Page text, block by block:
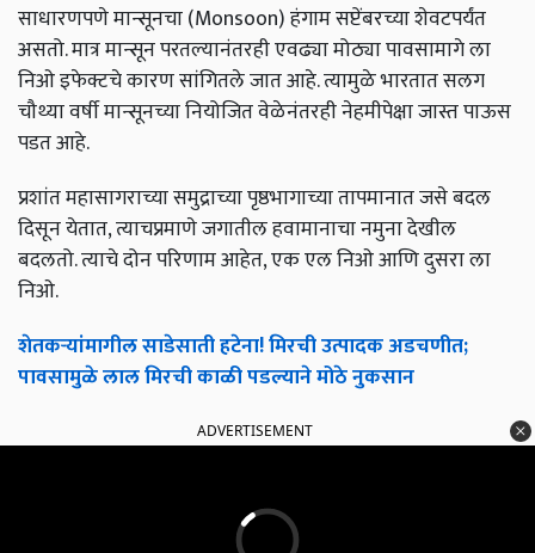
साधारणपणे मान्सूनचा (Monsoon) हंगाम सप्टेंबरच्या शेवटपर्यंत
असतो. मात्र मान्सून परतल्यानंतरही एवढ्या मोठ्या पावसामागे ला
निओ इफेक्टचे कारण सांगितले जात आहे. त्यामुळे भारतात सलग
चौथ्या वर्षी मान्सूनच्या नियोजित वेळेनंतरही नेहमीपेक्षा जास्त पाऊस
पडत आहे.
प्रशांत महासागराच्या समुद्राच्या पृष्ठभागाच्या तापमानात जसे बदल
दिसून येतात, त्याचप्रमाणे जगातील हवामानाचा नमुना देखील
बदलतो. त्याचे दोन परिणाम आहेत, एक एल निओ आणि दुसरा ला
निओ.
शेतकऱ्यांमागील साडेसाती हटेना! मिरची उत्पादक अडचणीत;
पावसामुळे लाल मिरची काळी पडल्याने मोठे नुकसान
ADVERTISEMENT